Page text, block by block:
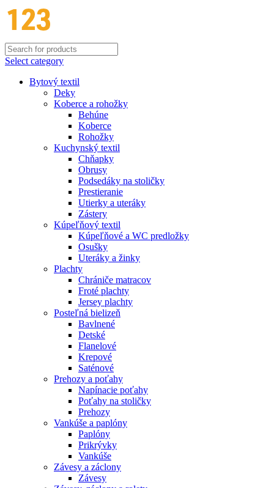
Select category
Bytový textil
Deky
Koberce a rohožky
Behúne
Koberce
Rohožky
Kuchynský textil
Chňapky
Obrusy
Podsedáky na stoličky
Prestieranie
Utierky a uteráky
Zástery
Kúpeľňový textil
Kúpeľňové a WC predložky
Osušky
Uteráky a žinky
Plachty
Chrániče matracov
Froté plachty
Jersey plachty
Posteľná bielizeň
Bavlnené
Detské
Flanelové
Krepové
Saténové
Prehozy a poťahy
Napínacie poťahy
Poťahy na stoličky
Prehozy
Vankúše a paplóny
Paplóny
Prikrývky
Vankúše
Závesy a záclony
Závesy